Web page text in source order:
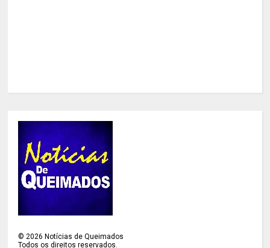
© 2026 Notícias de Queimados
Todos os direitos reservados.